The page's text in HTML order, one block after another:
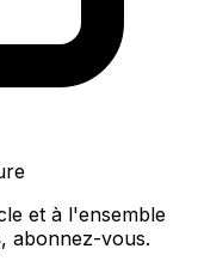
et à l'ensemble
, abonnez-vous.